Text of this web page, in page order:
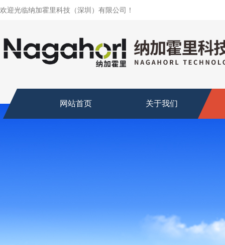
欢迎光临纳加霍里科技（深圳）有限公司！
网站首页 关于我们